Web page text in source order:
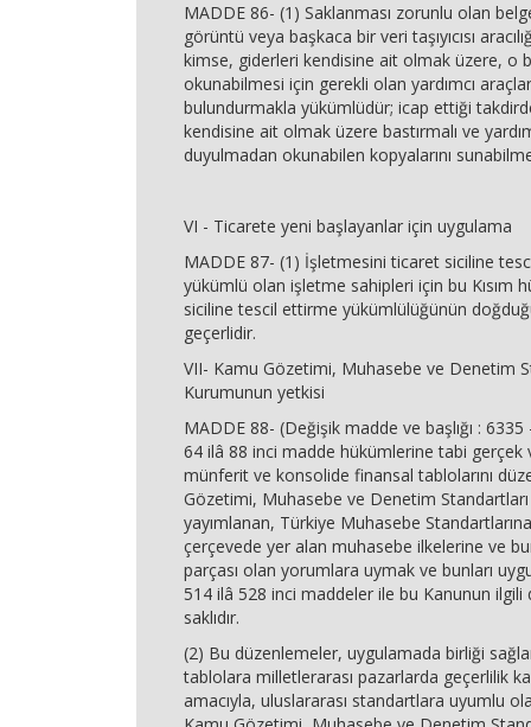
MADDE 86- (1) Saklanması zorunlu olan
görüntü veya başkaca bir veri taşıyıcısı
kimse, giderleri kendisine ait olmak üzere, o
okunabilmesi için gerekli olan yardımcı
bulundurmakla yükümlüdür; icap ettiği
kendisine ait olmak üzere bastırmalı ve
duyulmadan okunabilen kopyalarını
VI - Ticarete yeni başlayanlar için uygulama
MADDE 87- (1) İşletmesini ticaret siciline
yükümlü olan işletme sahipleri için bu Kısım
siciline tescil ettirme yükümlülüğünün
geçerlidir.
VII- Kamu Gözetimi, Muhasebe ve Denetim
Kurumunun yetkisi
MADDE 88- (Değişik madde ve başlığı :
64 ilâ 88 inci madde hükümlerine tabi gerçek
münferit ve konsolide finansal tablolarını
Gözetimi, Muhasebe ve Denetim
yayımlanan, Türkiye Muhasebe
çerçevede yer alan muhasebe ilkelerine ve
parçası olan yorumlara uymak ve bunları
514 ilâ 528 inci maddeler ile bu Kanunun ilgili
saklıdır.
(2) Bu düzenlemeler, uygulamada birliği
tablolara milletlerarası pazarlarda geçerlilik
amacıyla, uluslararası standartlara uyumlu